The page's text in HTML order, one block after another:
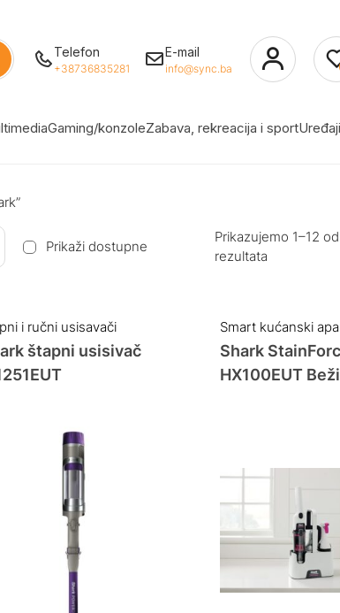
Telefon
+38736835281
E-mail
info@sync.ba
Gaming/konzoleZabava, rekreacija i sport
Prikaži dostupne
Prikazujemo 1–12
rezultata
i ručni usisavači
štapni usisivač
Smart kućanski
Shark
HX100EUT